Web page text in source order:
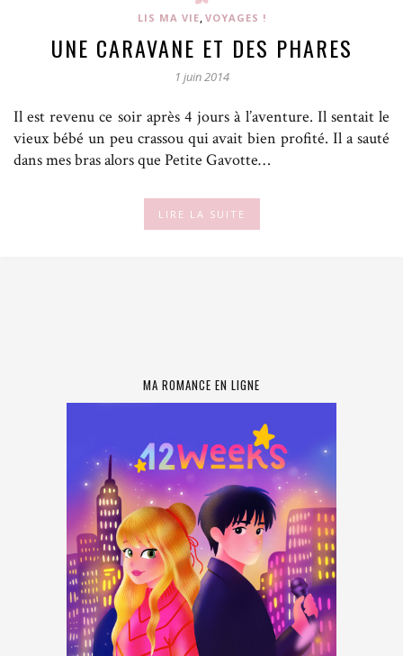
LIS MA VIE, VOYAGES !
UNE CARAVANE ET DES PHARES
1 juin 2014
Il est revenu ce soir après 4 jours à l’aventure. Il sentait le
vieux bébé un peu crassou qui avait bien profité. Il a sauté
dans mes bras alors que Petite Gavotte…
LIRE LA SUITE
MA ROMANCE EN LIGNE